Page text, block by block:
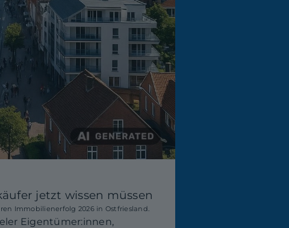
jetzt wissen müssen
Immobilienerfolg 2026 in Ostfriesland.
Eigentümer:innen,